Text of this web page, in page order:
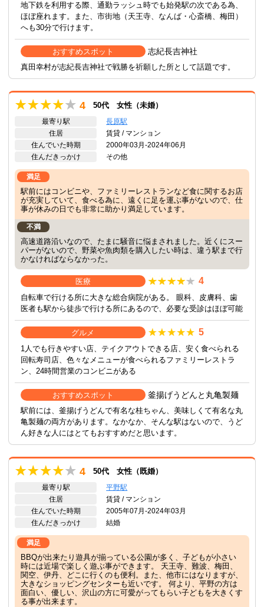
地下鉄を利用する際、通勤ラッシュ時でも始発駅の次である為、
ほぼ座れます。また、市街地（天王寺、なんば・心斎橋、梅田）
へも30分で行けます。
おすすめスポット 志紀長吉神社
真田幸村が志紀長吉神社で戦勝を祈願した所として話題です。
4 50代 女性（未婚）
最寄り駅
長原駅
住居
賃貸 / マンション
住んでいた時期
2000年03月-2024年06月
住んだきっかけ
その他
満足
駅前にはコンビニや、ファミリーレストランなど食に関するお店
が充実していて、食べる為に、遠くに足を運ぶ事がないので、仕
事が休みの日でも非常に助かり満足しています。
不満
高速道路沿いなので、たまに騒音に悩まされました。近くにスー
パーがないので、野菜や魚肉類を購入したい時は、違う駅まで行
かなければならなかった。
医療 4
自転車で行ける所に大きな総合病院がある。 眼科、皮膚科、歯
医者も駅から徒歩で行ける所にあるので、必要な受診はほぼ可能
グルメ 5
1人でも行きやすい店、テイクアウトできる店、安く食べられる
回転寿司店、色々なメニューが食べられるファミリーレストラ
ン、24時間営業のコンビニがある
おすすめスポット 釜揚げうどんと丸亀製麺
駅前には、釜揚げうどんで有名な桂ちゃん、美味しくて有名な丸
亀製麺の両方があります。なかなか、そんな駅はないので、うど
ん好きな人にはとてもおすすめだと思います。
4 50代 女性（既婚）
最寄り駅
平野駅
住居
賃貸 / マンション
住んでいた時期
2005年07月-2024年03月
住んだきっかけ
結婚
満足
BBQが出来たり遊具が揃っている公園が多く、子どもが小さい
時には近場で楽しく遊ぶ事ができます。 天王寺、難波、梅田、
関空、伊丹、どこに行くのも便利。また、他市にはなりますが、
大きなショッピングセンターも近いです。 何より、平野の方は
面白い、優しい、沢山の方に可愛がってもらい子どもを大きくす
る事が出来ます。